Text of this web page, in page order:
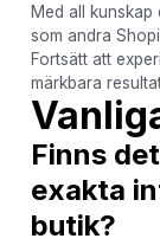
Med all
som andra
Fortsätt att
märkbara
Finns
exakta
butik?